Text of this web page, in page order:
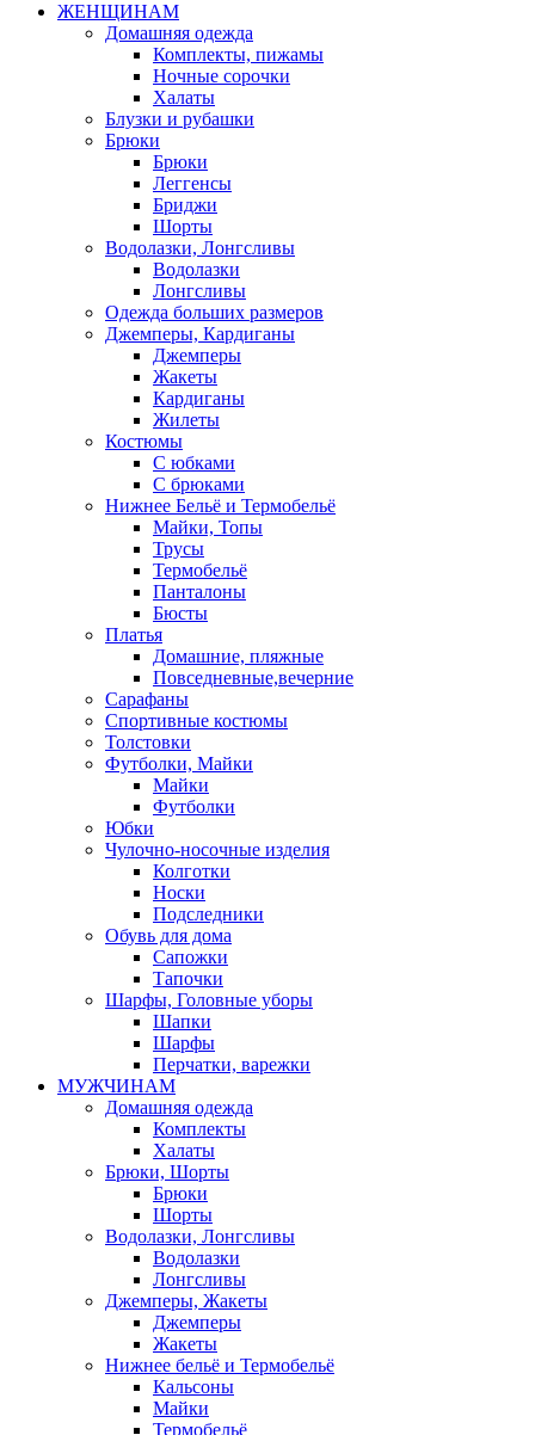
ЖЕНЩИНАМ
Домашняя одежда
Комплекты, пижамы
Ночные сорочки
Халаты
Блузки и рубашки
Брюки
Брюки
Леггенсы
Бриджи
Шорты
Водолазки, Лонгсливы
Водолазки
Лонгсливы
Одежда больших размеров
Джемперы, Кардиганы
Джемперы
Жакеты
Кардиганы
Жилеты
Костюмы
С юбками
С брюками
Нижнее Бельё и Термобельё
Майки, Топы
Трусы
Термобельё
Панталоны
Бюсты
Платья
Домашние, пляжные
Повседневные,вечерние
Сарафаны
Спортивные костюмы
Толстовки
Футболки, Майки
Майки
Футболки
Юбки
Чулочно-носочные изделия
Колготки
Носки
Подследники
Обувь для дома
Сапожки
Тапочки
Шарфы, Головные уборы
Шапки
Шарфы
Перчатки, варежки
МУЖЧИНАМ
Домашняя одежда
Комплекты
Халаты
Брюки, Шорты
Брюки
Шорты
Водолазки, Лонгсливы
Водолазки
Лонгсливы
Джемперы, Жакеты
Джемперы
Жакеты
Нижнее бельё и Термобельё
Кальсоны
Майки
Термобельё